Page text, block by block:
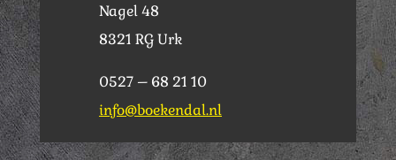
Nagel 48
8321 RG Urk
0527 – 68 21 10
info@boekendal.nl